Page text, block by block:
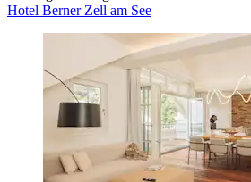
Hotel Berner Zell am See